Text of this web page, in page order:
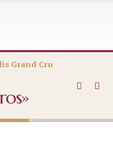
Grand Cru